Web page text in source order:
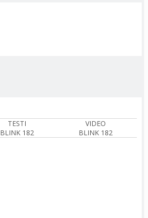
TESTI
BLINK 182
VIDEO
BLINK 182